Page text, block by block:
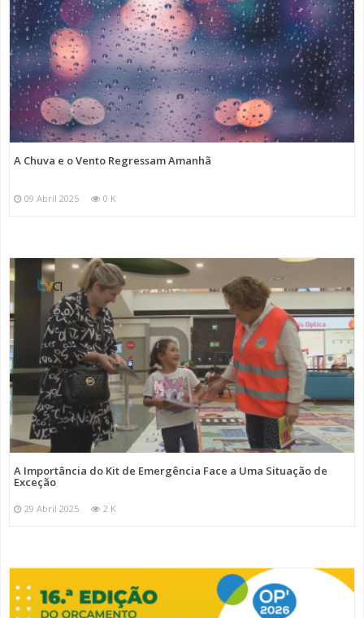
A Chuva e o Vento Regressam Amanhã
09 Abril 2025 0 K
A Importância do Kit de Emergência Face a Uma Situação de
Exceção
29 Abril 2025 2 K